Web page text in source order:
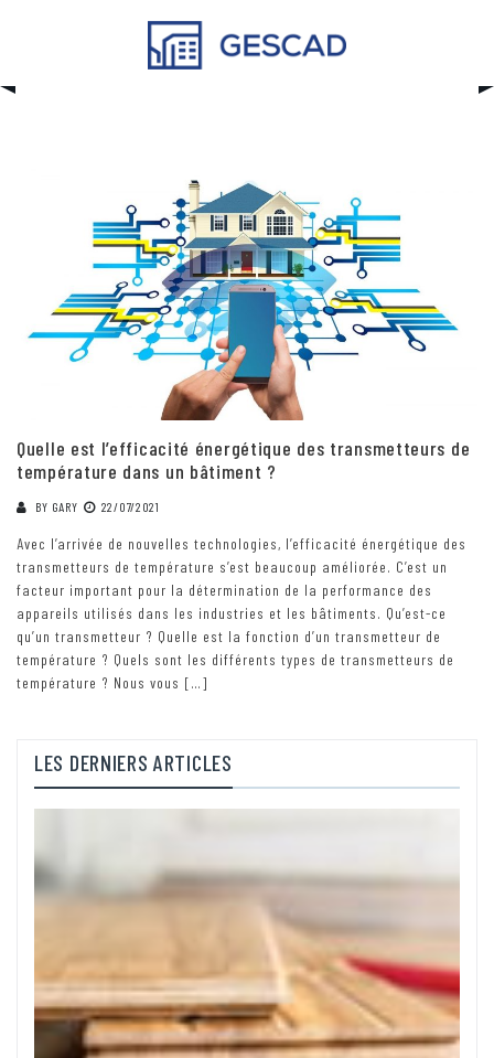
Quelle est l’efficacité énergétique des transmetteurs de
température dans un bâtiment ?
BY GARY 22/07/2021
Avec l’arrivée de nouvelles technologies, l’efficacité énergétique des
transmetteurs de température s’est beaucoup améliorée. C’est un
facteur important pour la détermination de la performance des
appareils utilisés dans les industries et les bâtiments. Qu’est-ce
qu’un transmetteur ? Quelle est la fonction d’un transmetteur de
température ? Quels sont les différents types de transmetteurs de
température ? Nous vous […]
LES DERNIERS ARTICLES